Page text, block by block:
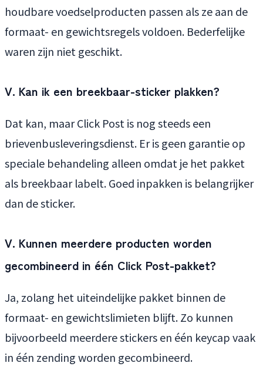
houdbare voedselproducten passen als ze aan de
formaat- en gewichtsregels voldoen. Bederfelijke
waren zijn niet geschikt.
V. Kan ik een breekbaar-sticker plakken?
Dat kan, maar Click Post is nog steeds een
brievenbusleveringsdienst. Er is geen garantie op
speciale behandeling alleen omdat je het pakket
als breekbaar labelt. Goed inpakken is belangrijker
dan de sticker.
V. Kunnen meerdere producten worden
gecombineerd in één Click Post-pakket?
Ja, zolang het uiteindelijke pakket binnen de
formaat- en gewichtslimieten blijft. Zo kunnen
bijvoorbeeld meerdere stickers en één keycap vaak
in één zending worden gecombineerd.